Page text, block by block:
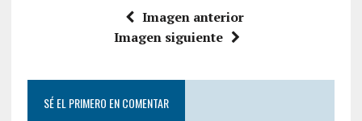
Imagen anterior
Imagen siguiente
SÉ EL PRIMERO EN COMENTAR